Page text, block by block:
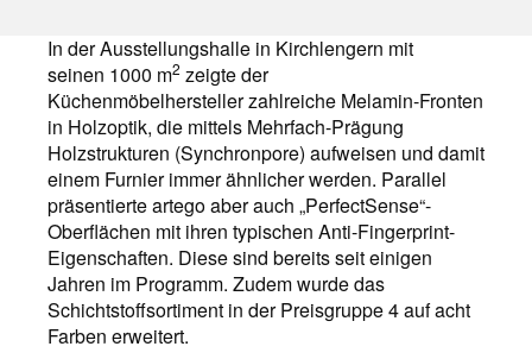
In der Ausstellungshalle in Kirchlengern mit
seinen 1000 m2 zeigte der
Küchenmöbelhersteller zahlreiche Melamin-Fronten
in Holzoptik, die mittels Mehrfach-Prägung
Holzstrukturen (Synchronpore) aufweisen und damit
einem Furnier immer ähnlicher werden. Parallel
präsentierte artego aber auch „PerfectSense“-
Oberflächen mit ihren typischen Anti-Fingerprint-
Eigenschaften. Diese sind bereits seit einigen
Jahren im Programm. Zudem wurde das
Schichtstoffsortiment in der Preisgruppe 4 auf acht
Farben erweitert.